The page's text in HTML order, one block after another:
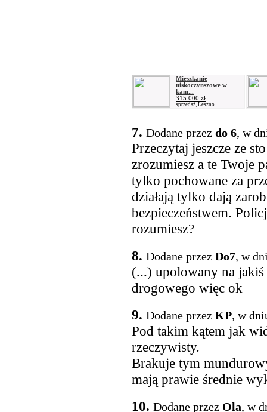
Mieszkanie
niskoczynszowe w
kam...
315 000 zł
sprzedaż, Leszno
7. Dodane przez do 6, w
Przeczytaj jeszcze ze
zrozumiesz a te Twoje
tylko pochowane za
działają tylko dają
bezpieczeństwem.
rozumiesz?
8. Dodane przez Do7, w
(...) upolowany na
drogowego więc ok
9. Dodane przez KP, w
Pod takim kątem jak
rzeczywisty.
Brakuje tym
mają prawie średnie
10. Dodane przez Ola, w